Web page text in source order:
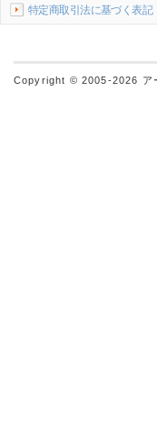
特定商取引法に基づく表記
Copyright © 2005-2026 ア